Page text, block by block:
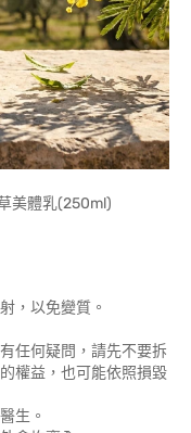
美體乳(250ml)
，以免變質。
任何疑問，請先不要拆
權益，也可能依照損毀
生。